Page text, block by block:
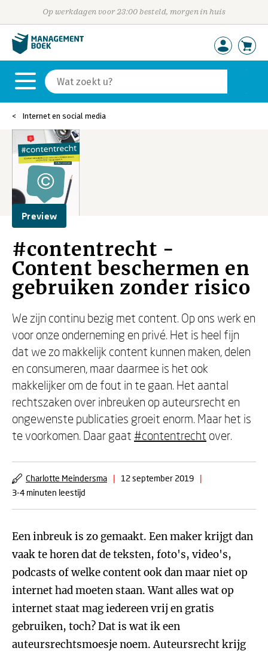
Op werkdagen voor 23:00 besteld, morgen in huis
Internet en social media
Preview
#contentrecht -
Content beschermen en
gebruiken zonder risico
We zijn continu bezig met content. Op ons werk en
voor onze onderneming en privé. Het is heel fijn
dat we zo makkelijk content kunnen maken, delen
en consumeren, maar daarmee is het ook
makkelijker om de fout in te gaan. Het aantal
rechtszaken over inbreuken op auteursrecht en
ongewenste publicaties groeit enorm. Maar het is
te voorkomen. Daar gaat #contentrecht over.
Charlotte Meindersma | 12 september 2019
|
3-4 minuten leestijd
Een inbreuk is zo gemaakt. Een maker krijgt dan
vaak te horen dat de teksten, foto's, video's,
podcasts of welke content ook dan maar niet op
internet had moeten staan. Want alles wat op
internet staat mag iedereen vrij en gratis
gebruiken, toch? Dat is wat ik een
auteursrechtsmoesje noem. Auteursrecht krijg